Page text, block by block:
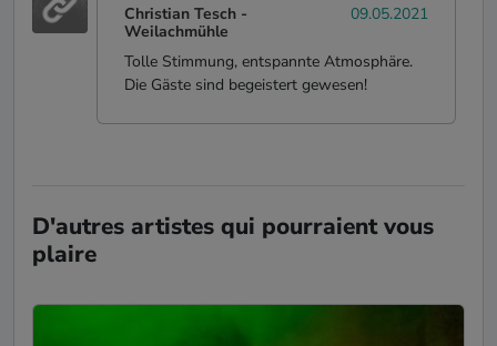
Christian Tesch -
Weilachmühle
09.05.2021
Tolle Stimmung, entspannte Atmosphäre.
Die Gäste sind begeistert gewesen!
D'autres artistes qui pourraient vous
plaire